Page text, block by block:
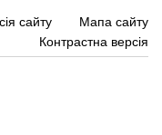
сайту
Мапа сайту
Контрастна версія